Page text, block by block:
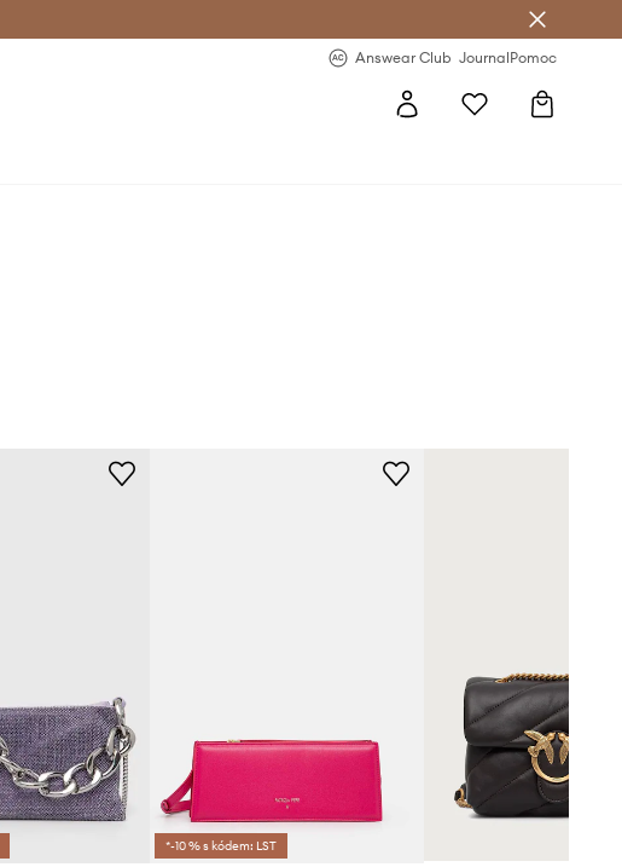
Answear Club JournalPomoc
*-10 % s kódem: LST